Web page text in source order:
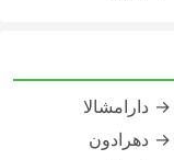
→ دارامشالا
→ دهرادون